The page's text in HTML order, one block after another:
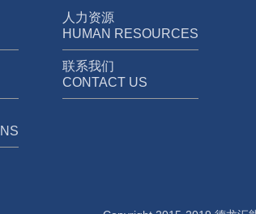
人力资源
HUMAN RESOURCES
联系我们
CONTACT US